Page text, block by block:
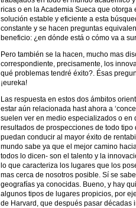
ricas o en la Academia Sueca que
solución estable y eficiente a esta
constante y se hacen preguntas
beneficio: ¿en dónde está o cómo va a
Pero también se la hacen, mucho mas
correspondiente, precisamente, los
qué problemas tendré éxito?. Ésas
¡eureka!
Las respuesta en estos dos ámbitos
estar aún relacionada hast ahora a
suelen ver en medio especializados o en
resultados de prospecciones de todo tipo
puedan conducir al mayor éxito de
mundo sabe ya que el mejor camino
todos lo dicen- son el talento y la
lo que caracteriza los lugares que los
mas cerca de nosotros posible. Sí se
geografías ya conocidas. Bueno, y hay
algunos tipos de lugares propicios, por
de Harvard, que después pasar